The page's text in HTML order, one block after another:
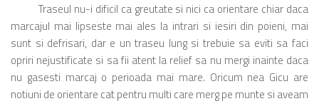
Traseul nu-i dificil ca greutate si nici ca orientare chiar daca
marcajul mai lipseste mai ales la intrari si iesiri din poieni, mai
sunt si defrisari, dar e un traseu lung si trebuie sa eviti sa faci
opriri nejustificate si sa fii atent la relief sa nu mergi inainte daca
nu gasesti marcaj o perioada mai mare. Oricum nea Gicu are
notiuni de orientare cat pentru multi care merg pe munte si aveam